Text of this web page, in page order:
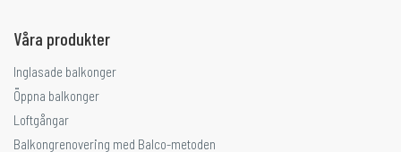
Våra produkter
Inglasade balkonger
Öppna balkonger
Loftgångar
Balkongrenovering med Balco-metoden